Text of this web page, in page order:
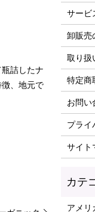
詰したナ
、地元で
サービ
卸販売
取り扱
特定商
お問い
プライ
サイト
アメリ